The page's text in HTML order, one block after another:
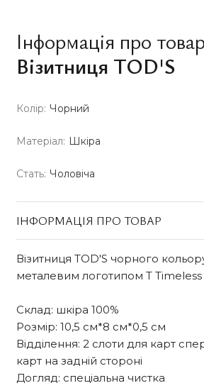
Інформація про
Візитниця TOD'S
Колір: Чорний
Матеріал: Шкіра
Стать: Чоловіча
ІНФОРМАЦІЯ ПРО ТОВАР
Візитниця TOD'S чорного
металевим логотипом T Timeless
Склад: шкіра 100%
Розмір: 10,5 см*8 см*0,5 см
Відділення: 2 слоти для карт
карт на задній стороні
Догляд: спеціальна чистка